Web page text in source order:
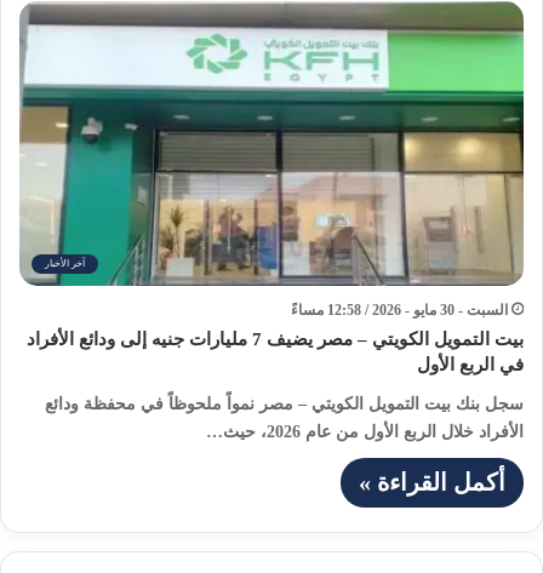
آخر الأخبار
السبت - 30 مايو - 2026 / 12:58 مساءً
بيت التمويل الكويتي – مصر يضيف 7 مليارات جنيه إلى ودائع الأفراد
في الربع الأول
سجل بنك بيت التمويل الكويتي – مصر نمواً ملحوظاً في محفظة ودائع
الأفراد خلال الربع الأول من عام 2026، حيث…
أكمل القراءة »